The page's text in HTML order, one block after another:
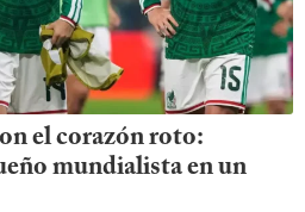
el corazón roto:
mundialista en un